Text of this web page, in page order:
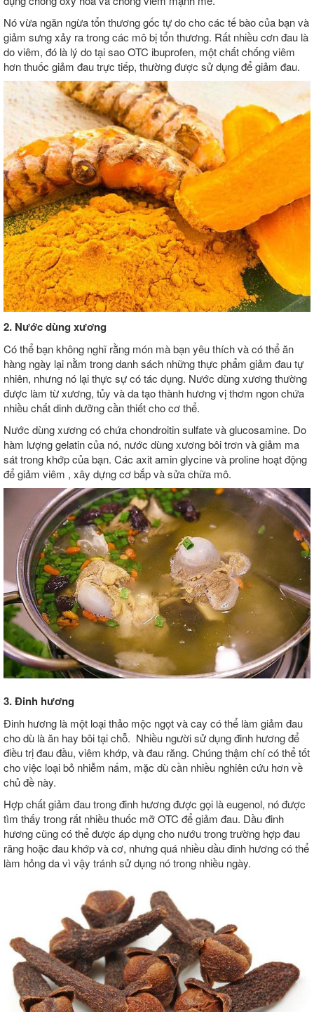
Nó vừa ngăn ngừa tổn thương gốc tự do cho các tế bào của bạn và
giảm sưng xảy ra trong các mô bị tổn thương. Rất nhiều cơn đau là
do viêm, đó là lý do tại sao OTC ibuprofen, một chất chống viêm
hơn thuốc giảm đau trực tiếp, thường được sử dụng để giảm đau.
2. Nước dùng xương
Có thể bạn không nghĩ rằng món mà bạn yêu thích và có thể ăn
hàng ngày lại nằm trong danh sách những thực phẩm giảm đau tự
nhiên, nhưng nó lại thực sự có tác dụng. Nước dùng xương thường
được làm từ xương, tủy và da tạo thành hương vị thơm ngon chứa
nhiều chất dinh dưỡng cần thiết cho cơ thể.
Nước dùng xương có chứa chondroitin sulfate và glucosamine. Do
hàm lượng gelatin của nó, nước dùng xương bôi trơn và giảm ma
sát trong khớp của bạn. Các axit amin glycine và proline hoạt động
để giảm viêm , xây dựng cơ bắp và sửa chữa mô.
3. Đinh hương
Đinh hương là một loại thảo mộc ngọt và cay có thể làm giảm đau
cho dù là ăn hay bôi tại chỗ. Nhiều người sử dụng đinh hương để
điều trị đau đầu, viêm khớp, và đau răng. Chúng thậm chí có thể tốt
cho việc loại bỏ nhiễm nấm, mặc dù cần nhiều nghiên cứu hơn về
chủ đề này.
Hợp chất giảm đau trong đinh hương được gọi là eugenol, nó được
tìm thấy trong rất nhiều thuốc mỡ OTC để giảm đau. Dầu đinh
hương cũng có thể được áp dụng cho nướu trong trường hợp đau
răng hoặc đau khớp và cơ, nhưng quá nhiều dầu đinh hương có thể
làm hỏng da vì vậy tránh sử dụng nó trong nhiều ngày.